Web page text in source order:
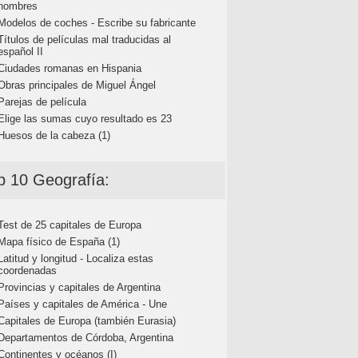
de coches - Escribe su fabricante
de películas mal traducidas al
II
romanas en Hispania
principales de Miguel Ángel
de película
las sumas cuyo resultado es 23
de la cabeza (1)
10 Geografía:
de 25 capitales de Europa
físico de España (1)
y longitud - Localiza estas
y capitales de Argentina
y capitales de América - Une
de Europa (también Eurasia)
de Córdoba, Argentina
y océanos (I)